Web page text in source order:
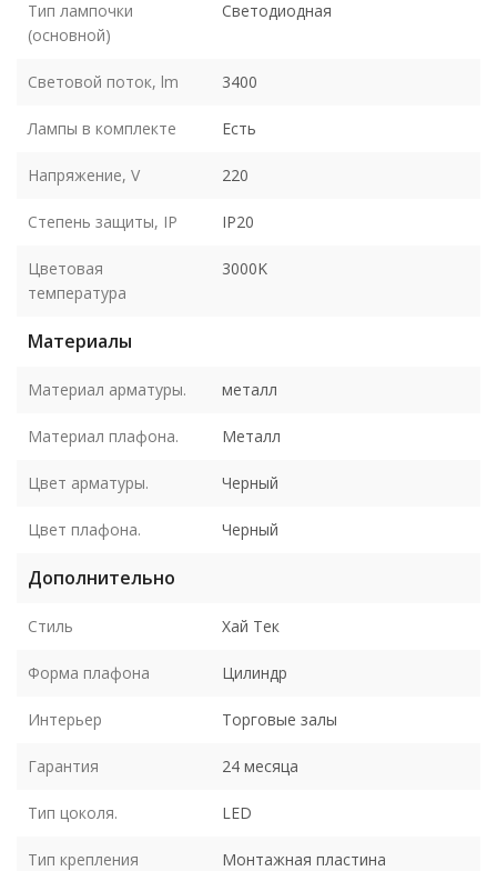
Тип лампочки
(основной)
Светодиодная
Световой поток, lm 3400
Лампы в комплекте Есть
Напряжение, V 220
Степень защиты, IP IP20
Цветовая
температура
3000K
Материалы
Материал арматуры. металл
Материал плафона. Металл
Цвет арматуры. Черный
Цвет плафона. Черный
Дополнительно
Стиль Хай Тек
Форма плафона Цилиндр
Интерьер Торговые залы
Гарантия 24 месяца
Тип цоколя. LED
Тип крепления Монтажная пластина